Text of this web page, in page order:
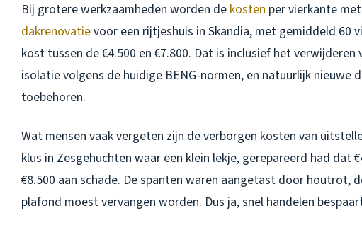
Bij grotere werkzaamheden worden de kosten per vierkante
dakrenovatievoor een rijtjeshuis in Skandia, met gemiddeld 60
kost tussen de €4.500 en €7.800. Dat is inclusief het verwijderen
isolatie volgens de huidige BENG-normen, en natuurlijk nieuwe
toebehoren.
Wat mensen vaak vergeten zijn de verborgen kosten van
klus in Zesgehuchten waar een klein lekje, gerepareerd had
€8.500 aan schade. De spanten waren aangetast door houtrot,
plafond moest vervangen worden. Dus ja, snel handelen